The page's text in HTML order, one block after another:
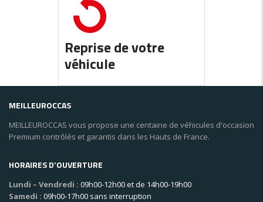
Reprise de votre
véhicule
MEILLEUROCCAS
MEILLEUROCCAS vous propose une centaine de véhicules d'occasion
Premium contrôlés et garantis dans les Hauts de France.
HORAIRES D’OUVERTURE
Lundi – Vendredi : 09h00-12h00 et de 14h00-19h00
Samedi : 09h00-17h00 sans interruption